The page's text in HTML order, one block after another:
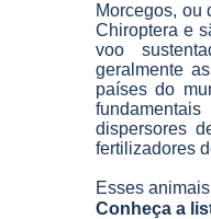
Morcegos, ou
Chiroptera e
voo
geralmente
países do
dispersores
fertilizadores
Esses
Conheça a